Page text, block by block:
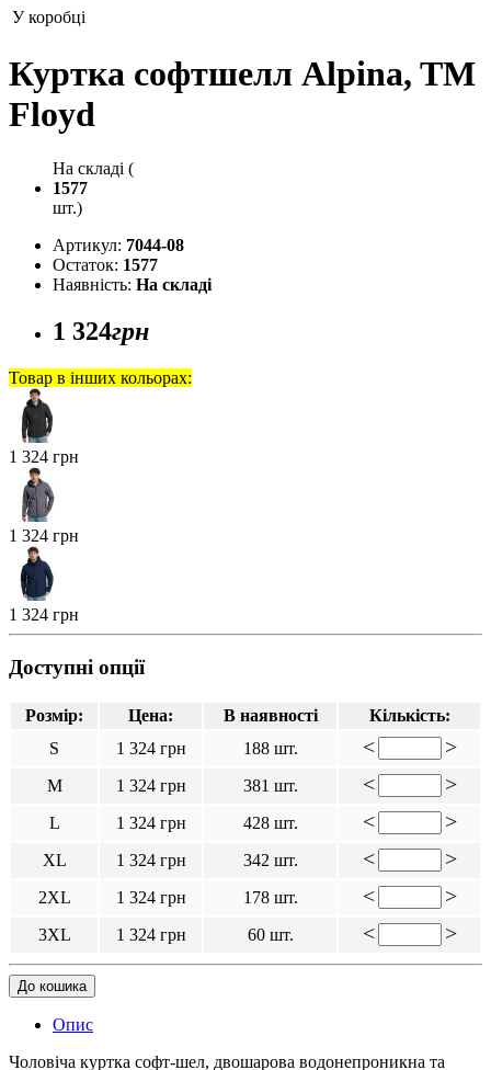
У коробці
Куртка софтшелл Alpina, TM
Floyd
На складі (
1577
шт.)
Артикул: 7044-08
Остаток: 1577
Наявність: На складі
1 324грн
Товар в інших кольорах:
1 324 грн
1 324 грн
1 324 грн
Доступні опції
Розмір: Цена: В наявності
Кількість:
S
1 324 грн 188 шт. < >
M 1 324 грн 381 шт. < >
L 1 324 грн 428 шт. < >
XL 1 324 грн 342 шт. < >
2XL 1 324 грн 178 шт. < >
3XL 1 324 грн 60 шт. < >
До кошика
Опис
Чоловіча куртка софт-шел, двошарова водонепроникна та